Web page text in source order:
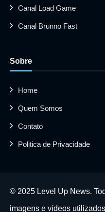
Canal Load Game
Canal Brunno Fast
Sobre
Home
Quem Somos
Contato
Politica de Privacidade
© 2025 Level Up News.
imagens e vídeos